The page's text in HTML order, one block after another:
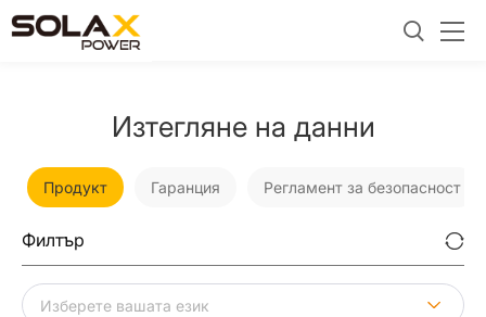
Изтегляне на данни
Продукт Гаранция Регламент за безопасност
Филтър